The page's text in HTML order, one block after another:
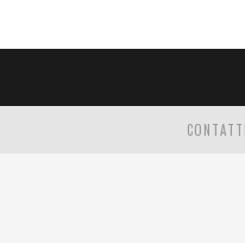
CONTATTI